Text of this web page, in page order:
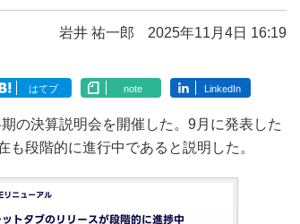
岩井 祐一郎 2025年11月4日 16:19
はてブ note LinkedIn
の決算説明会を開催した。9月に発表した
も段階的に進行中であると説明した。